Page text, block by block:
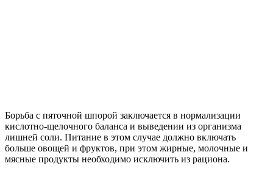
Борьба с пяточной шпорой заключается в нормализации
кислотно-щелочного баланса и выведении из организма
лишней соли. Питание в этом случае должно включать
больше овощей и фруктов, при этом жирные, молочные и
мясные продукты необходимо исключить из рациона.